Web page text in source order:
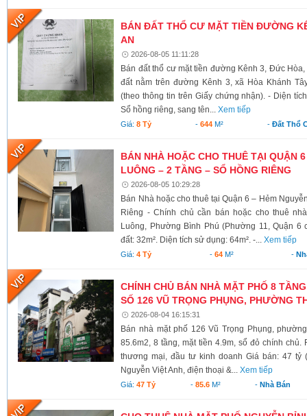
BÁN ĐẤT THỔ CƯ MẶT TIỀN ĐƯỜNG
AN
2026-08-05 11:11:28
Bán đất thổ cư mặt tiền đường Kênh 3, Đức
đất nằm trên đường Kênh 3, xã Hòa Khánh
(theo thông tin trên Giấy chứng nhận). - Diện
Sổ hồng riêng, sang tên...Xem tiếp
Giá:8 Tỷ -644 M² - Đất Thổ
BÁN NHÀ HOẶC CHO THUÊ TẠI QUẬN
LUÔNG – 2 TẦNG – SỔ HỒNG RIÊNG
2026-08-05 10:29:28
Bán Nhà hoặc cho thuê tại Quận 6 – Hẻm
Riêng - Chính chủ cần bán hoặc cho thuê
Luông, Phường Bình Phú (Phường 11, Quận 6
đất: 32m². Diện tích sử dụng: 64m². -...Xem tiếp
Giá:4 Tỷ - 64M² -
CHÍNH CHỦ BÁN NHÀ MẶT PHỐ 8
SỐ 126 VŨ TRỌNG PHỤNG, PHƯỜNG
2026-08-04 16:15:31
Bán nhà mặt phố 126 Vũ Trọng Phụng,
85.6m2, 8 tầng, mặt tiền 4.9m, sổ đỏ chính
thương mại, đầu tư kinh doanh Giá bán: 47
Nguyễn Việt Anh, điện thoại &...Xem tiếp
Giá:47 Tỷ - 85.6M² - Nhà Bán